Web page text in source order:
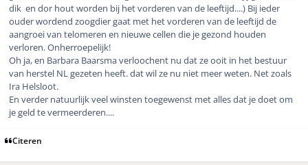
dik en dor hout worden bij het vorderen van de leeftijd....) Bij ieder
ouder wordend zoogdier gaat met het vorderen van de leeftijd de
aangroei van telomeren en nieuwe cellen die je gezond houden
verloren. Onherroepelijk!
Oh ja, en Barbara Baarsma verloochent nu dat ze ooit in het bestuur
van herstel NL gezeten heeft. dat wil ze nu niet meer weten. Net zoals
Ira Helsloot.
En verder natuurlijk veel winsten toegewenst met alles dat je doet om
je geld te vermeerderen....
Citeren